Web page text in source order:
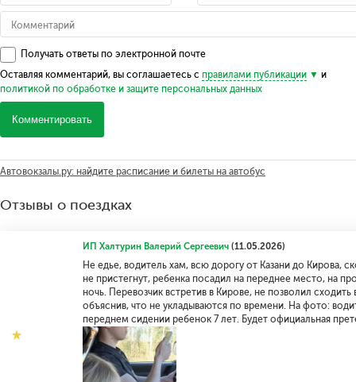
Получать ответы по электронной почте
Оставляя комментарий, вы соглашаетесь с правилами публикации
и
политикой по обработке и защите персональных данных
Комментировать
Автовокзалы.ру: найдите расписание и билеты на автобус
Отзывы о поездках
ИП Халтурин Валерий Сергеевич(11.05.2026)
Не едье, водитель хам, всю дорогу от Казани до Кирова,
не пристегнут, ребенка посадил на переднее место, на
ночь. Перевозчик встретив в Кирове, не позволил
объяснив, что не укладываются по времени. На фото:
переднем сидении ребенок 7 лет. Будет официальная